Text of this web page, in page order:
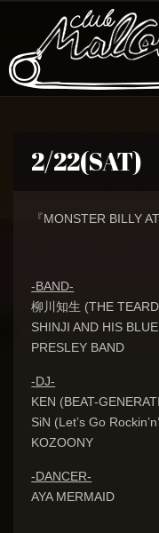
2/22(SAT)
『MONSTER BILLY
-BAND-
柳川知生 (THE
SHINJI AND HIS
PRESLEY BAND
-DJ-
KEN (BEAT-
SiN (Let’s Go
KOZOONY
-DANCER-
AYA MERMAID